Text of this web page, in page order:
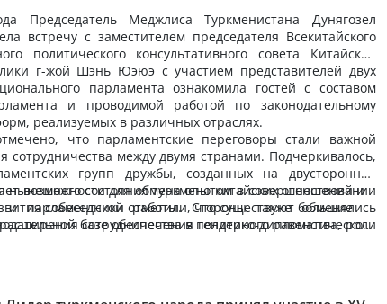
Председатель Меджлиса Туркменистана Дунягозел
встречу с заместителем председателя Всекитайского
политического консультативного совета Китайской
г-жой Шэнь Юэюэ с участием представителей двух
парламента ознакомилa гостей с составом
и проводимой работой по законодательному
реализуемых в различных отраслях.
что парламентские переговоры стали важной
сотрудничества между двумя странами. Подчеркивалось,
групп дружбы, созданных на двусторонней
возможности для обмена опытом в совершенствовании
и парламентской работы. Стороны также обменялись
базе обеспечения гендерного равенства, роли
общественной жизни, создаваемых для них широких
нынешнего состояния туркмено-китайских отношений и
собеседники отметили, что существуют большие
сотрудничества в политико-дипломатической,
культурно-гуманитарной сферах.